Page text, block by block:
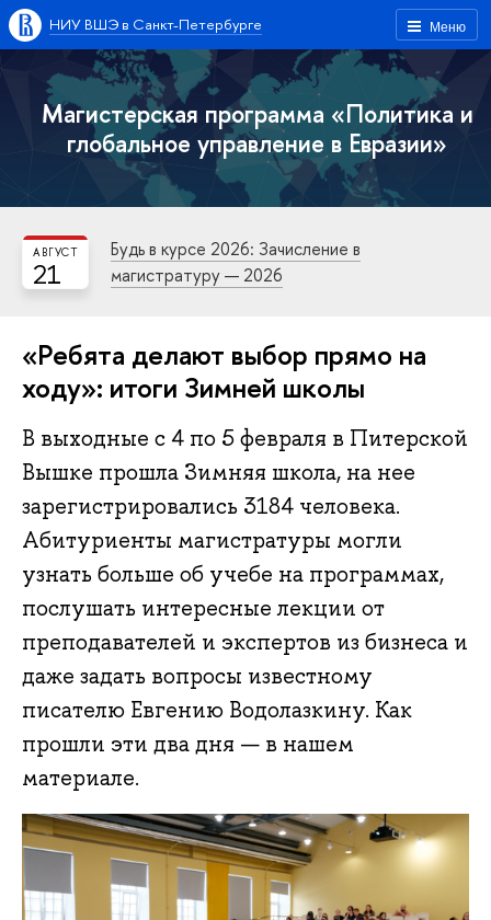
Меню
НИУ ВШЭ в Санкт-Петербурге
Магистерская программа «Политика и
глобальное управление в Евразии»
21
АВГУСТ
Будь в курсе 2026: Зачисление в
магистратуру — 2026
«Ребята делают выбор прямо на
ходу»: итоги Зимней школы
В выходные с 4 по 5 февраля в Питерской
Вышке прошла Зимняя школа, на нее
зарегистрировались 3184 человека.
Абитуриенты магистратуры могли
узнать больше об учебе на программах,
послушать интересные лекции от
преподавателей и экспертов из бизнеса и
даже задать вопросы известному
писателю Евгению Водолазкину. Как
прошли эти два дня — в нашем
материале.